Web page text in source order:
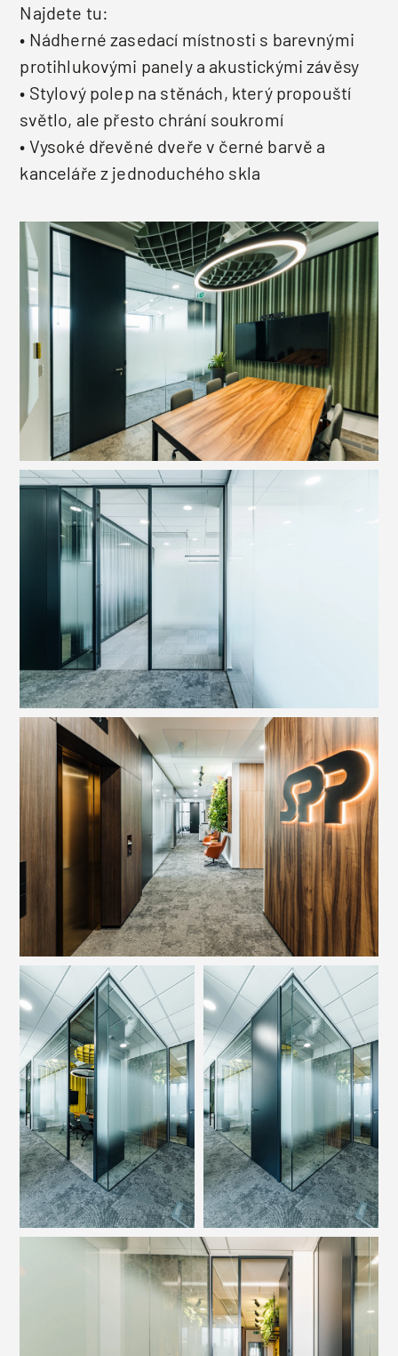
Najdete tu:
• Nádherné zasedací místnosti s barevnými
protihlukovými panely a akustickými závěsy
• Stylový polep na stěnách, který propouští
světlo, ale přesto chrání soukromí
• Vysoké dřevěné dveře v černé barvě a
kanceláře z jednoduchého skla